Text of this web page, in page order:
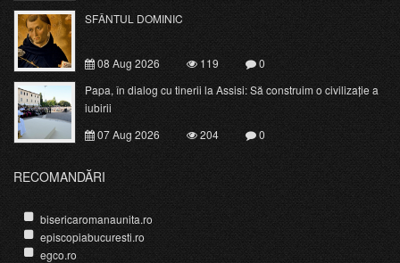
SFÂNTUL DOMINIC
08 Aug 2026 119
0
Papa, în dialog cu tinerii la Assisi: Să construim o civilizație a
iubirii
07 Aug 2026
204 0
RECOMANDĂRI
bisericaromanaunita.ro
episcopiabucuresti.ro
egco.ro